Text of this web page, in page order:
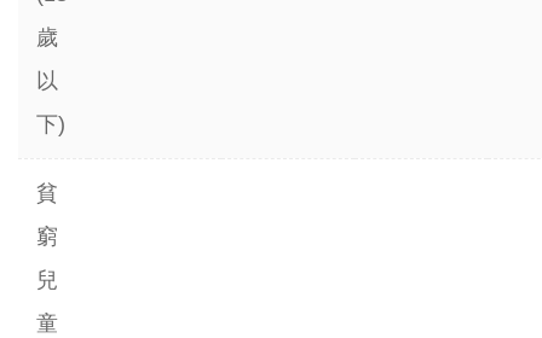
歲
以
下)
貧
窮
兒
童